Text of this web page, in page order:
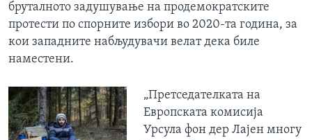
бруталното задушување на продемократските
протести по спорните избори во 2020-та година, за
кои западните набљудувачи велат дека биле
наместени.
„Претседателката на
Европската комисија
Урсула фон дер Лајен многу